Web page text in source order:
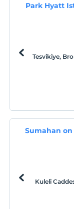
Park Hyatt
Tesvikiye,
Sumahan
Kuleli